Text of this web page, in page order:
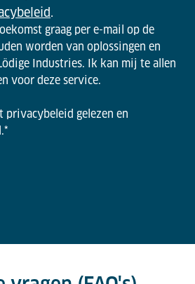
.
graag per e-mail op de
worden van oplossingen en
Industries. Ik kan mij te allen
voor deze service.
privacybeleid gelezen en
*